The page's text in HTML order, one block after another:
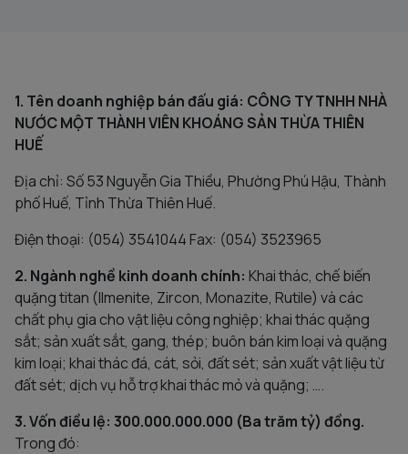
1. Tên doanh nghiệp bán đấu giá: CÔNG TY TNHH NHÀ
NƯỚC MỘT THÀNH VIÊN KHOÁNG SẢN THỪA THIÊN
HUẾ
Địa chỉ: Số 53 Nguyễn Gia Thiều, Phường Phú Hậu, Thành
phố Huế, Tỉnh Thừa Thiên Huế.
Điện thoại: (054) 3541044 Fax: (054) 3523965
2. Ngành nghề kinh doanh chính: Khai thác, chế biến
quặng titan (Ilmenite, Zircon, Monazite, Rutile) và các
chất phụ gia cho vật liệu công nghiệp; khai thác quặng
sắt; sản xuất sắt, gang, thép; buôn bán kim loại và quặng
kim loại; khai thác đá, cát, sỏi, đất sét; sản xuất vật liệu từ
đất sét; dịch vụ hỗ trợ khai thác mỏ và quặng; ….
3. Vốn điều lệ: 300.000.000.000 (Ba trăm tỷ) đồng.
Trong đó: